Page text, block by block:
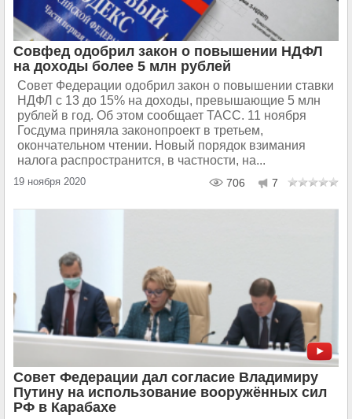
Совфед одобрил закон о повышении НДФЛ
на доходы более 5 млн рублей
Совет Федерации одобрил закон о повышении ставки
НДФЛ с 13 до 15% на доходы, превышающие 5 млн
рублей в год. Об этом сообщает ТАСС. 11 ноября
Госдума приняла законопроект в третьем,
окончательном чтении. Новый порядок взимания
налога распространится, в частности, на...
19 ноября 2020 706 7
Совет Федерации дал согласие Владимиру
Путину на использование вооружённых сил
РФ в Карабахе